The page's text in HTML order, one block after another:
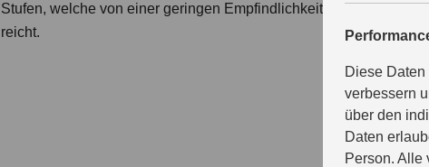
Diese
verbessern
über den
Daten
Person. Alle
Stufen, welche von einer geringen Empfindlichkeit auf Stufe 1 bis
reicht.